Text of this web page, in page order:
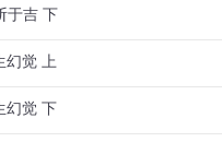
于吉 下
幻觉 上
幻觉 下